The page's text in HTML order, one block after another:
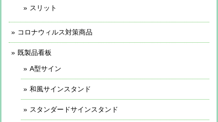
スリット
コロナウィルス対策商品
既製品看板
A型サイン
和風サインスタンド
スタンダードサインスタンド